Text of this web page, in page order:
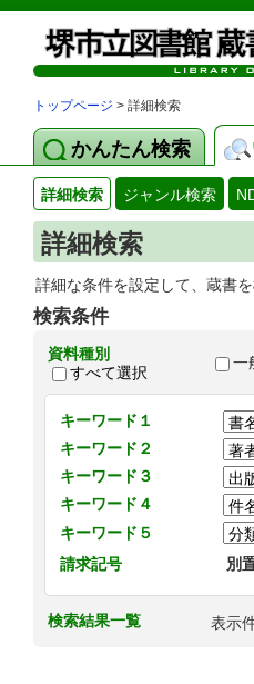
トップページ > 詳細検索
かんたん検索
詳細検索 ジャンル検索
詳細検索
詳細な条件を設定して、蔵書
検索条件
資料種別
すべて選択
一
キーワード１
キーワード２
キーワード３
キーワード４
キーワード５
請求記号
別
検索結果一覧 表示